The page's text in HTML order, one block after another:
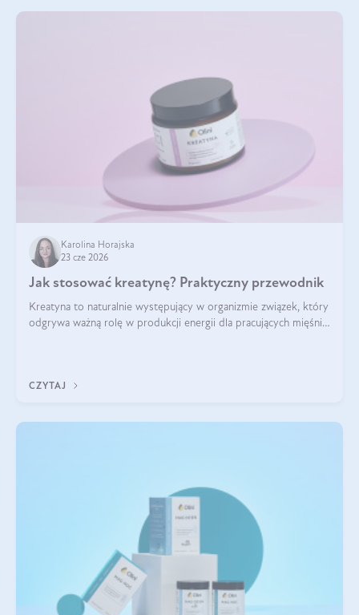
Karolina Horajska
23 cze 2026
Jak stosować kreatynę? Praktyczny przewodnik
Kreatyna to naturalnie występujący w organizmie związek, który
odgrywa ważną rolę w produkcji energii dla pracujących mięśni.
CZYTAJ